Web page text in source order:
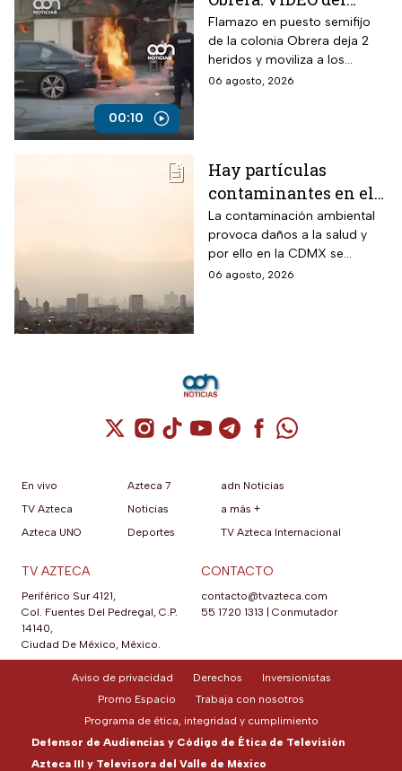
00:10
siniestro en puesto
semifijo que dejó
heridos
Flamazo en puesto semifijo
de la colonia Obrera deja 2
heridos y moviliza a los
servicios de emergencia en
06 agosto, 2026
Hay partículas
contaminantes en el
ambiente; así está la
calidad del aire hoy
en CDMX
La contaminación ambiental
provoca daños a la salud y
por ello en la CDMX se
monitorea la calidad del aire
06 agosto, 2026
Cuenta de X / Twitter (se abre en una
Cuenta de Instagram (se abre en una
Cuenta de TikTok (se abre en
Cuenta de YouTube (se abre
Cuenta de Telegram (se
Cuenta de
Cuenta de
En vivo
TV Azteca
Azteca UNO
Azteca 7
Noticias
Deportes
adn Noticias
a más +
TV Azteca Internacional
TV AZTECA
Periférico Sur 4121,
Col. Fuentes Del Pedregal, C.P.
14140,
Ciudad De México, México.
CONTACTO
contacto@tvazteca.com
55 1720 1313
Conmutador
Aviso de privacidad Derechos
Inversionistas
Promo Espacio
Trabaja con nosotros
Programa de ética, integridad y cumplimiento
Defensor de Audiencias y Código de Ética de Televisión
Azteca III y Televisora del Valle de México